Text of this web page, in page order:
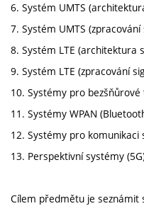
6. Systém UMTS
7. Systém UMTS (zpracování
8. Systém LTE (architektura
9. Systém LTE (zpracování
10. Systémy pro bezšňůrové
11. Systémy WPAN
12. Systémy pro komunikaci
13. Perspektivní systémy
Cílem předmětu je seznámit